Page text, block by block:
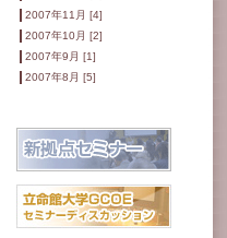
2007年11月 [4]
2007年10月 [2]
2007年9月 [1]
2007年8月 [5]